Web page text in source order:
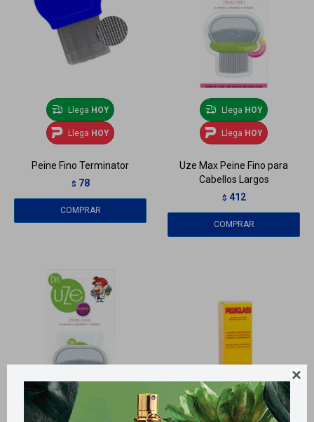

Llega HOY
Llega HOY
Peine Fino Terminator
$ 78
Llega HOY
Llega HOY
Uze Max Peine Fino para
Cabellos Largos
$ 412